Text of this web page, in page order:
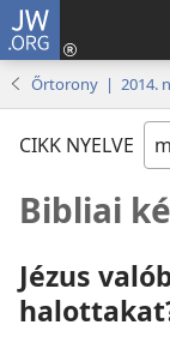
JW.ORG
Őrtorony | 2014.
CIKK NYELVE
Bibliai
Jézus